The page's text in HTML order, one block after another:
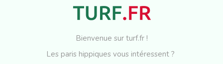
Bienvenue sur turf.fr !
Les paris hippiques vous intéressent ?